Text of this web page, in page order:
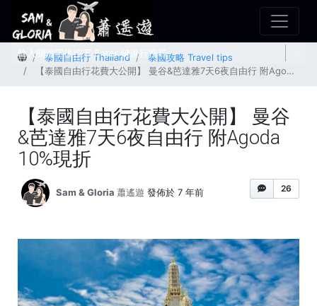
首頁 泰國自由行 Thailand
泰國攻略 Travel tips
【泰國自由行花費大公開】 曼谷&芭達雅7天6夜自由行 附Agoda 10%現折
【泰國自由行花費大公開】 曼谷
&芭達雅7天6夜自由行 附Agoda
10%現折
26
Sam & Gloria 蕭遙遊 發佈於 7 年前